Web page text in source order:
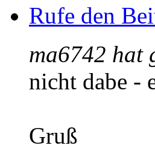
Rufe den
ma6742 hat
nicht dabe -
Gruß